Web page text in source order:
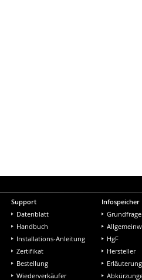
Support
Datenblatt
Handbuch
Installations-Anleitung
Zertifikat
Bestellung
Wiederverkäufer
Infospeicher
HgF
Hersteller